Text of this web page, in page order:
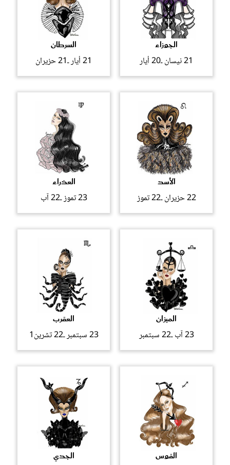
الجوزاء
21 نيسان ـ20 أيار
السرطان
21 أيار ـ21 حزيران
الأسد
22 حزيران ـ22 تموز
العذراء
23 تموز ـ22 آب
الميزان
23 آب ـ22 سبتمبر
العقرب
23 سبتمبر ـ22 تشرين1
القوس الجدي